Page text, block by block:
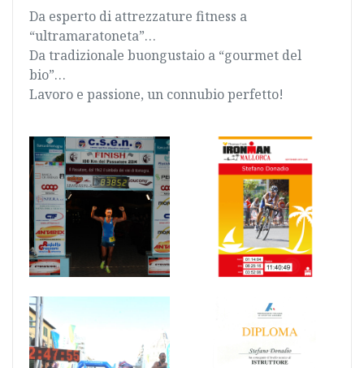
Da esperto di attrezzature fitness a
“ultramaratoneta”…
Da tradizionale buongustaio a “gourmet del
bio”…
Lavoro e passione, un connubio perfetto!